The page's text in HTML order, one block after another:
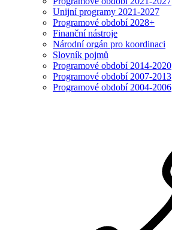
Unijní programy 2021-2027
Programové období 2028+
Finanční nástroje
Národní orgán pro koordinaci
Slovník pojmů
Programové období 2014-2020
Programové období 2007-2013
Programové období 2004-2006